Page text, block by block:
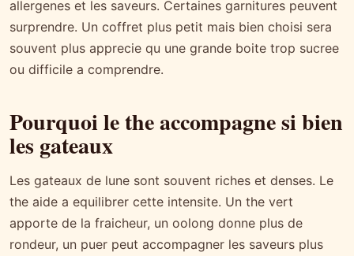
allergenes et les saveurs. Certaines garnitures peuvent
surprendre. Un coffret plus petit mais bien choisi sera
souvent plus apprecie qu une grande boite trop sucree
ou difficile a comprendre.
Pourquoi le the accompagne si bien
les gateaux
Les gateaux de lune sont souvent riches et denses. Le
the aide a equilibrer cette intensite. Un the vert
apporte de la fraicheur, un oolong donne plus de
rondeur, un puer peut accompagner les saveurs plus